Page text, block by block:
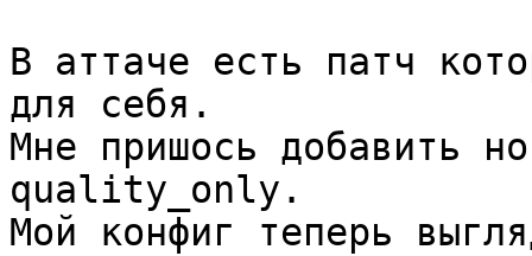
В аттаче есть патч
для себя.
Мне пришось добавить
quality_only.
Мой конфиг теперь